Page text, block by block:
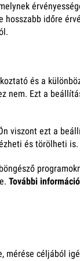
időre
és a
nem. Ezt a
viszont ezt a
és törölheti is.
További
céljából